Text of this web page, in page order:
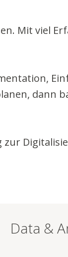
Mit viel
dann
Data &